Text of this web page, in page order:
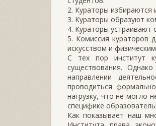
2. Кураторы избираются
3. Кураторы образуют
4. Кураторы устраивают
5. Комиссия кураторов
искусством и
С тех пор институт
существования.
направлении
проводиться
нагрузку, что не могло
специфике
Как показывает наш